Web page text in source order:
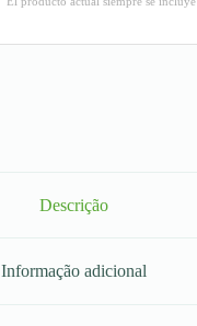
Descrição
Informação adicional